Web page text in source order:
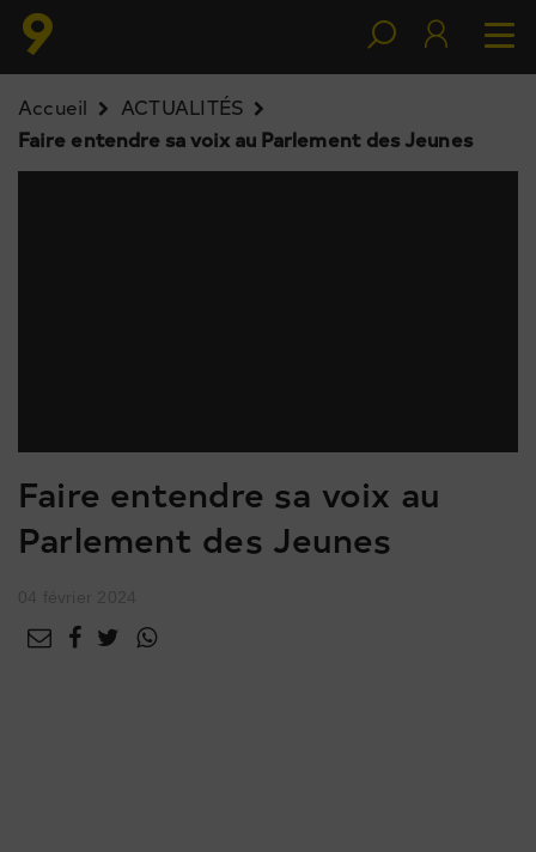
Accueil
ACTUALITÉS
Faire entendre sa voix au Parlement des Jeunes
Faire entendre sa voix au
Parlement des Jeunes